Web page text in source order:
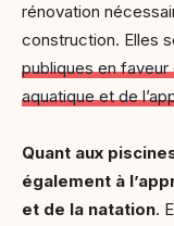
rénovation
construction. Elles
publiques en faveur
aquatique et de
Quant aux
également à
et de la natation.